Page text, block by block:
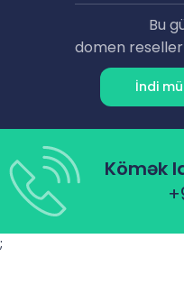
Bu
domen
İndi
Kömək
;